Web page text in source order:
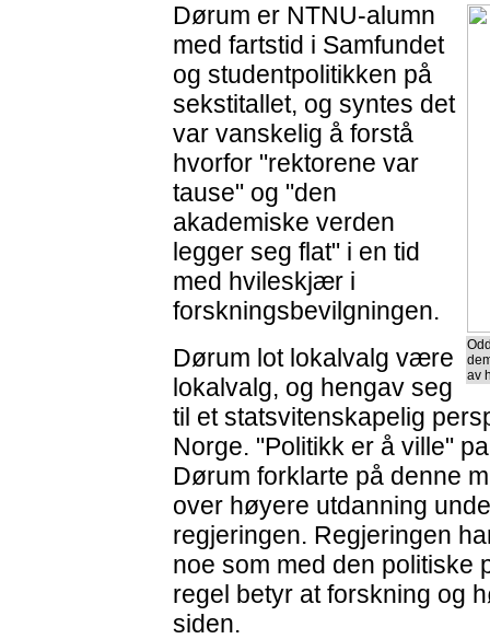
av
Dørum er NTNU-alumn
med fartstid i Samfundet
og studentpolitikken på
sekstitallet, og syntes det
var vanskelig å forstå
hvorfor "rektorene var
tause" og "den
akademiske verden
legger seg flat" i en tid
med hvileskjær i
forskningsbevilgningen.
Dørum lot lokalvalg være
lokalvalg, og hengav seg
til et statsvitenskapelig
Norge. "Politikk er å ville"
Dørum forklarte på denne
over høyere utdanning
regjeringen. Regjeringen
noe som med den politiske
regel betyr at forskning og
siden.